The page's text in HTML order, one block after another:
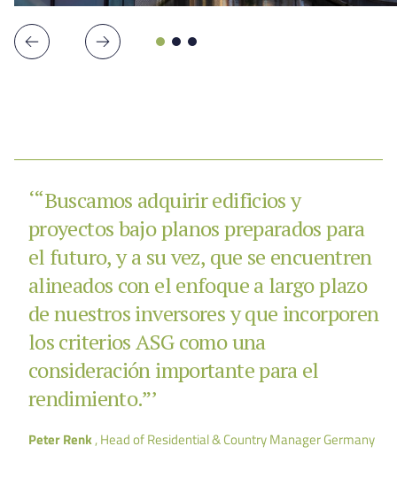
‘“Buscamos adquirir edificios y
proyectos bajo planos preparados para
el futuro, y a su vez, que se encuentren
alineados con el enfoque a largo plazo
de nuestros inversores y que incorporen
los criterios ASG como una
consideración importante para el
rendimiento.”’
Peter Renk, Head of Residential & Country Manager Germany